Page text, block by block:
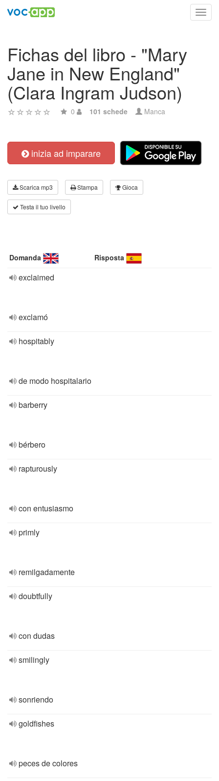
Fichas del libro - "Mary
Jane in New England"
(Clara Ingram Judson)
0 101 schede Manca
inizia ad imparare
Scarica mp3 Stampa Gioca
Testa il tuo livello
Domanda Risposta
exclaimed
exclamó
hospitably
de modo hospitalario
barberry
bérbero
rapturously
con entusiasmo
primly
remilgadamente
doubtfully
con dudas
smilingly
sonriendo
goldfishes
peces de colores